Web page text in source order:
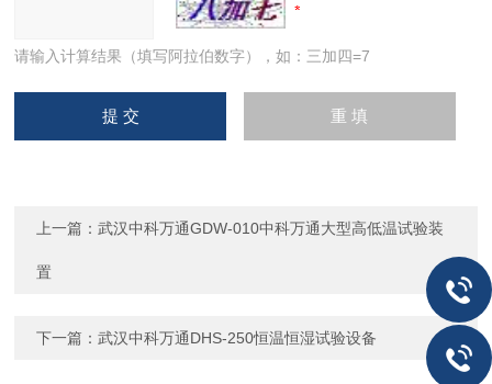
请输入计算结果（填写阿拉伯数字），如：三加四=7
上一篇：武汉中科万通GDW-010中科万通大型高低温试验装
置
下一篇：武汉中科万通DHS-250恒温恒湿试验设备